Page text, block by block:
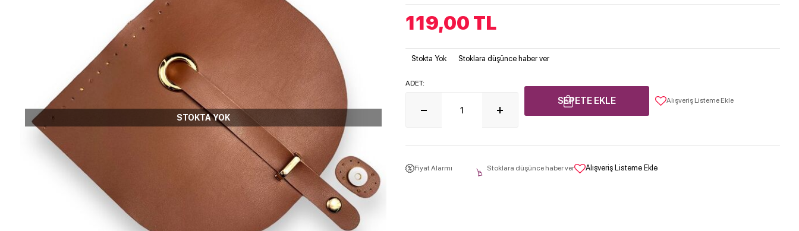
STOKTA YOK
119,00 TL
Stokta Yok Stoklara düşünce haber ver
ADET:
SEPETE EKLE Alışveriş Listeme Ekle
Fiyat Alarmı Stoklara düşünce haber ver Alışveriş Listeme Ekle